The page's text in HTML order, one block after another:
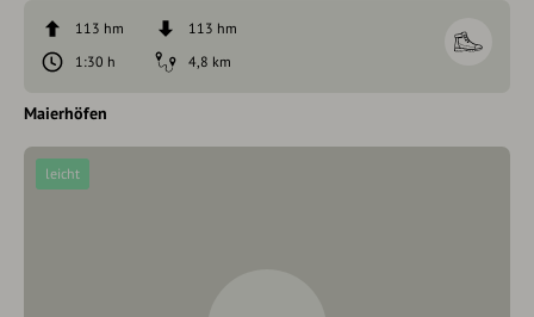
113 hm
113 hm
1:30 h
4,8 km
Maierhöfen
leicht